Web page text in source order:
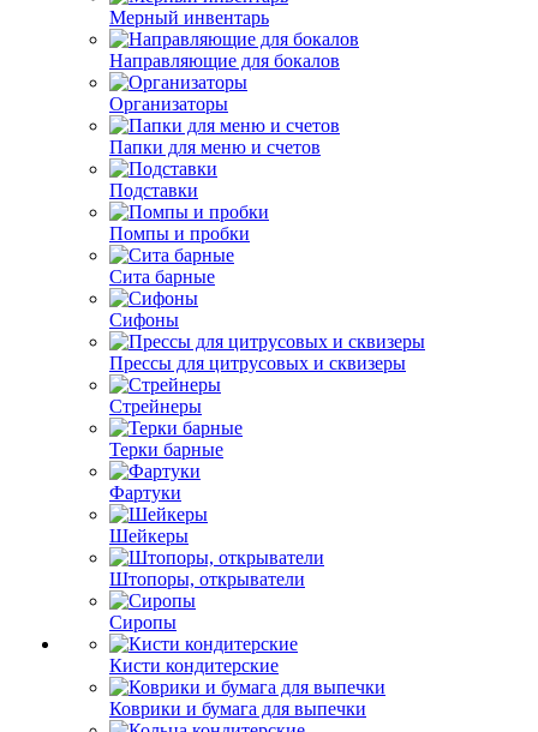
Мерный инвентарь
Направляющие для бокалов
Организаторы
Папки для меню и счетов
Подставки
Помпы и пробки
Сита барные
Сифоны
Прессы для цитрусовых и сквизеры
Стрейнеры
Терки барные
Фартуки
Шейкеры
Штопоры, открыватели
Сиропы
Кисти кондитерские
Коврики и бумага для выпечки